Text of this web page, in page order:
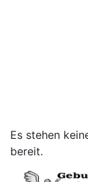
Es stehen
bereit.